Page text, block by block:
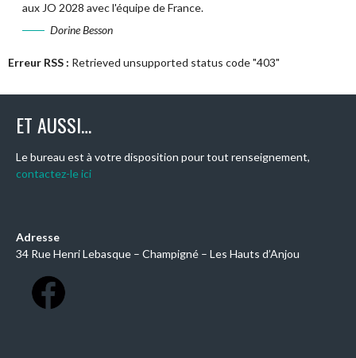
aux JO 2028 avec l'équipe de France.
Dorine Besson
Erreur RSS : Retrieved unsupported status code "403"
ET AUSSI…
Le bureau est à votre disposition pour tout renseignement,
contactez-le ici
Adresse
34 Rue Henri Lebasque – Champigné – Les Hauts d’Anjou